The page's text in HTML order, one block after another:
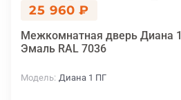
25 960 ₽
Межкомнатная дверь Диана 1
Эмаль RAL 7036
Модель Диана 1 ПГ